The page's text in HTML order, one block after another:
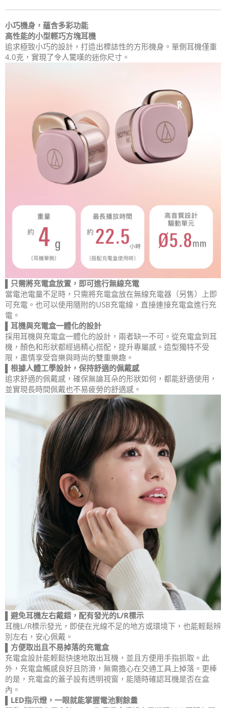
小巧機身，蘊含多彩功能
高性能的小型輕巧方塊耳機
追求極致小巧的設計，打造出標誌性的方形機身。單側耳機僅重
4.0克，實現了令人驚嘆的迷你尺寸。
▌只需將充電盒放置，即可進行無線充電
當電池電量不足時，只需將充電盒放在無線充電器（另售）上即
可充電。也可以使用隨附的USB充電線，直接連接充電盒進行充
電。
▌耳機與充電盒一體化的設計
採用耳機與充電盒一體化的設計，兩者缺一不可。從充電盒到耳
機，顏色和形狀都經過精心搭配，提升專屬感。造型獨特不受
限，盡情享受音樂與時尚的雙重樂趣。
▌根據人體工學設計，保持舒適的佩戴感
追求舒適的佩戴感，確保無論耳朵的形狀如何，都能舒適使用，
並實現長時間佩戴也不易疲勞的舒適感。
▌避免耳機左右戴錯，配有發光的L/R標示
耳機L/R標示發光，即使在光線不足的地方或環境下，也能輕鬆辨
別左右，安心佩戴。
▌方便取出且不易掉落的充電盒
充電盒設計能輕鬆快速地取出耳機，並且方便用手指抓取。此
外，充電盒觸感良好且防滑，無需擔心在交通工具上掉落。更棒
的是，充電盒的蓋子設有透明視窗，能隨時確認耳機是否在盒
內。
▌LED指示燈，一眼就能掌握電池剩餘量